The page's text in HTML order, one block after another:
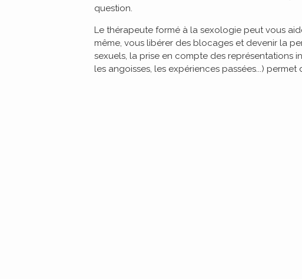
question.
Le thérapeute formé à la sexologie peut vous
même, vous libérer des blocages et devenir la
sexuels, la prise en compte des représentations
les angoisses, les expériences passées...)